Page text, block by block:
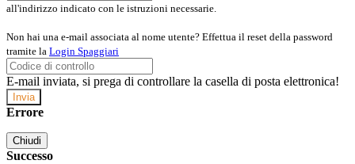
all'indirizzo indicato con le istruzioni necessarie.
Non hai una e-mail associata al nome utente? Effettua il reset della password
tramite la Login Spaggiari
E-mail inviata, si prega di controllare la casella di posta elettronica!
Errore
Chiudi
Successo